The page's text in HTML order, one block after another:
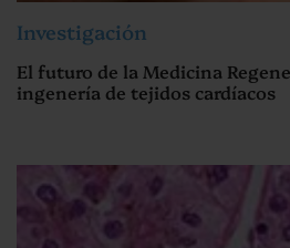
Investigación
El futuro de la Medicina
ingenería de tejidos cardíacos